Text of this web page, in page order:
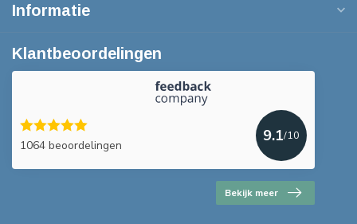
Informatie
Klantbeoordelingen
1064 beoordelingen
9.1/10
Bekijk meer